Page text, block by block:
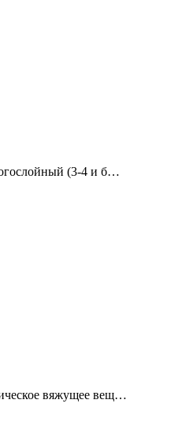
(3-4 и б…
вяжущее вещ…